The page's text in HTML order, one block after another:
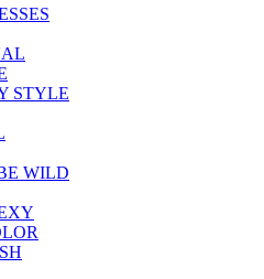
STYLE
WILD